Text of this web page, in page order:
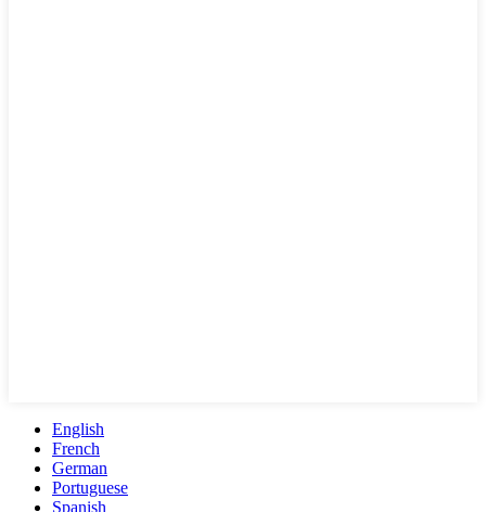
English
French
German
Portuguese
Spanish